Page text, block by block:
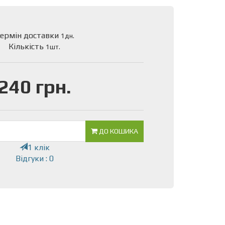
доставки 1дн.
Кількість 1шт.
грн.
ДО КОШИКА
1 клік
Відгуки : 0